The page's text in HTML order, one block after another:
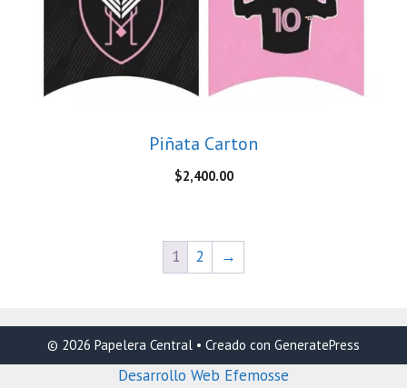
Piñata Carton
$2,400.00
1 2 →
© 2026 Papelera Central • Creado con GeneratePress
Desarrollo Web Efemosse